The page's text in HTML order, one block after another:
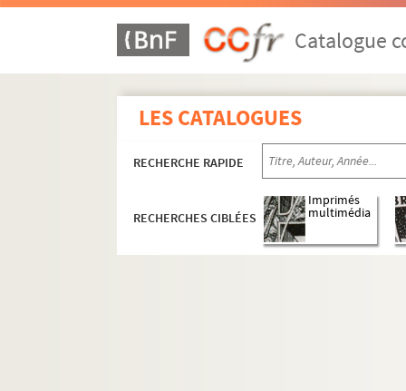
Catalogue
LES CATALOGUES
RECHERCHE RAPIDE
RECHERCHES CIBLÉES
Imprimés
multimédia